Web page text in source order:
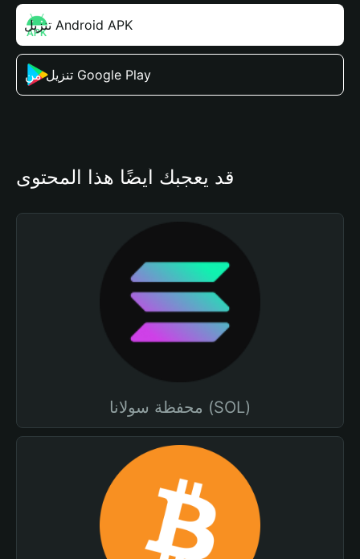
تنزيل Android APK
تنزيل من Google Play
قد يعجبك أيضًا هذا المحتوى
محفظة سولانا (SOL)